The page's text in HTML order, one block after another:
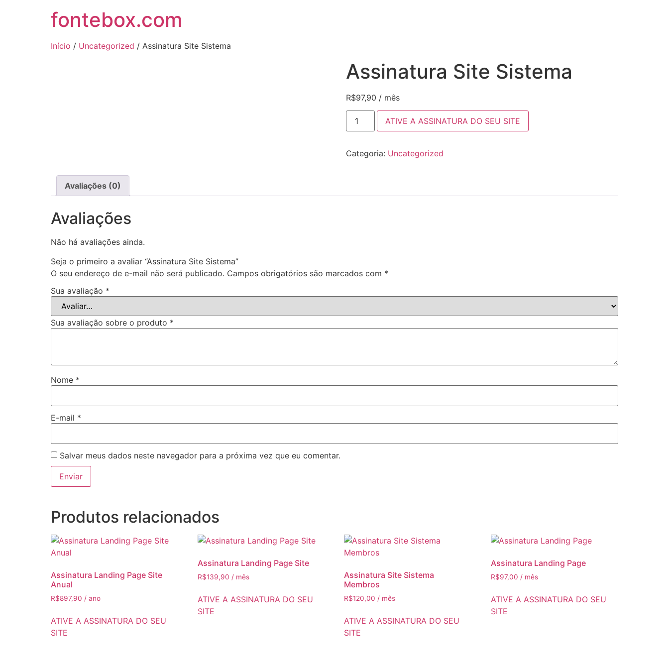
fontebox.com
Início / Uncategorized / Assinatura Site Sistema
Assinatura Site Sistema
R$97,90 / mês
ATIVE A ASSINATURA DO SEU SITE
Categoria: Uncategorized
Avaliações (0)
Avaliações
Não há avaliações ainda.
Seja o primeiro a avaliar “Assinatura Site Sistema”
O seu endereço de e-mail não será publicado. Campos obrigatórios são marcados com *
Sua avaliação *
Sua avaliação sobre o produto *
Nome *
E-mail *
Salvar meus dados neste navegador para a próxima vez que eu comentar.
Produtos relacionados
Assinatura Landing Page Site
Anual
R$897,90 / ano
ATIVE A ASSINATURA DO SEU
SITE
Assinatura Landing Page Site
R$139,90 / mês
ATIVE A ASSINATURA DO SEU
SITE
Assinatura Site Sistema
Membros
R$120,00 / mês
ATIVE A ASSINATURA DO SEU
SITE
Assinatura Landing Page
R$97,00 / mês
ATIVE A ASSINATURA DO SEU
SITE